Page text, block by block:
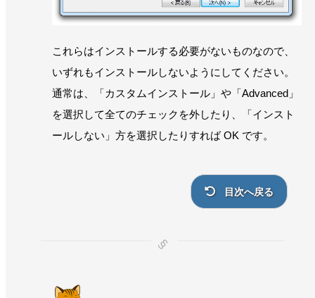
これらはインストールする必要がないものなので、
いずれもインストールしないようにしてください。
通常は、「カスタムインストール」や「Advanced」
を選択して全てのチェックを外したり、「インスト
ールしない」方を選択したりすれば OK です。
目次へ戻る